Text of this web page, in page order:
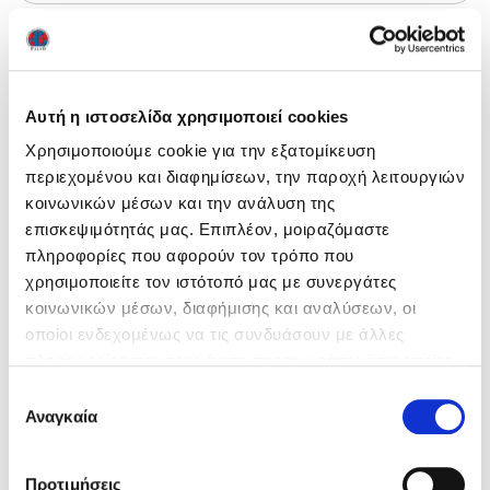
Αυτή η ιστοσελίδα χρησιμοποιεί cookies
Χρησιμοποιούμε cookie για την εξατομίκευση
περιεχομένου και διαφημίσεων, την παροχή λειτουργιών
κοινωνικών μέσων και την ανάλυση της
επισκεψιμότητάς μας. Επιπλέον, μοιραζόμαστε
πληροφορίες που αφορούν τον τρόπο που
χρησιμοποιείτε τον ιστότοπό μας με συνεργάτες
κοινωνικών μέσων, διαφήμισης και αναλύσεων, οι
οποίοι ενδεχομένως να τις συνδυάσουν με άλλες
των υπηρεσιών τους. Ρυθμίστε τις προτιμήσεις των
Μπορείτε να αλλάξετε ή να αποσύρετε τη συναίνεσή
συγκατάθεσης
Αναγκαία
Προτιμήσεις
αποτελέσματα NOCN
Ευρεση
Τελευταία νέα